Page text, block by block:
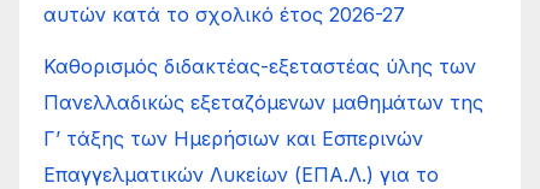
αυτών κατά το σχολικό έτος 2026-27
Καθορισμός διδακτέας-εξεταστέας ύλης των
Πανελλαδικώς εξεταζόμενων μαθημάτων της
Γ’ τάξης των Ημερήσιων και Εσπερινών
Επαγγελματικών Λυκείων (ΕΠΑ.Λ.) για το